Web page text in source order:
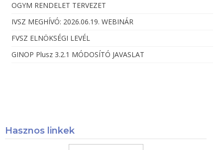
OGYM RENDELET TERVEZET
IVSZ MEGHÍVÓ: 2026.06.19. WEBINÁR
FVSZ ELNÖKSÉGI LEVÉL
GINOP Plusz 3.2.1 MÓDOSÍTÓ JAVASLAT
Hasznos linkek